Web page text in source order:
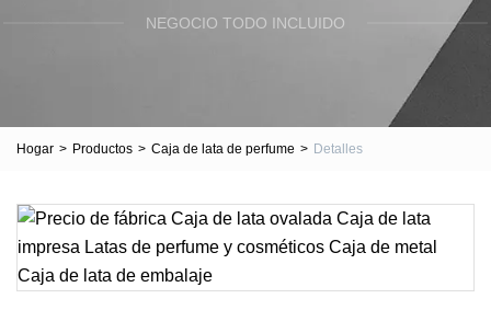
NEGOCIO TODO INCLUIDO
Hogar > Productos > Caja de lata de perfume > Detalles